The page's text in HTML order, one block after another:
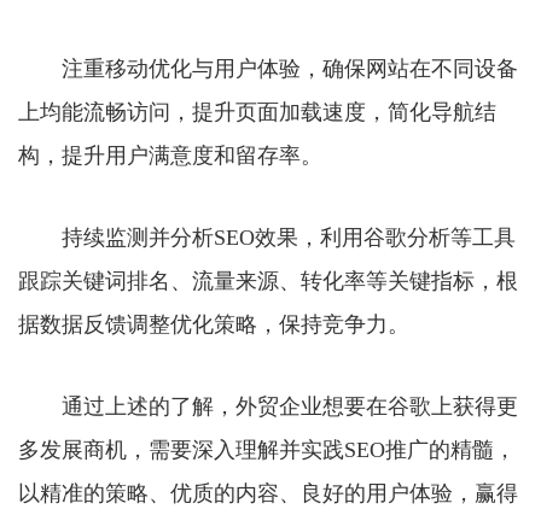
注重移动优化与用户体验，确保网站在不同设备
上均能流畅访问，提升页面加载速度，简化导航结
构，提升用户满意度和留存率。
持续监测并分析SEO效果，利用谷歌分析等工具
跟踪关键词排名、流量来源、转化率等关键指标，根
据数据反馈调整优化策略，保持竞争力。
通过上述的了解，外贸企业想要在谷歌上获得更
多发展商机，需要深入理解并实践SEO推广的精髓，
以精准的策略、优质的内容、良好的用户体验，赢得